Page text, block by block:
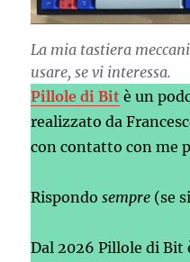
La mia tastiera
usare, se vi interessa.
Pillole di Bit è un
realizzato da
con contatto con me
Rispondosempre (se
Dal 2026 Pillole di Bit